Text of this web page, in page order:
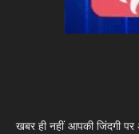
खबर ही नहीं आपकी जिंदगी